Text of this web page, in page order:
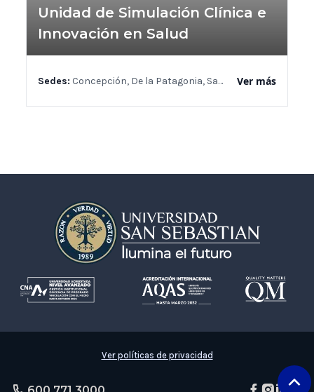
Unidad de Simulación Clínica e
Innovación en Salud
Sedes: Concepción, De la Patagonia, Santiago, Valdivia Ver más
Ver políticas de privacidad